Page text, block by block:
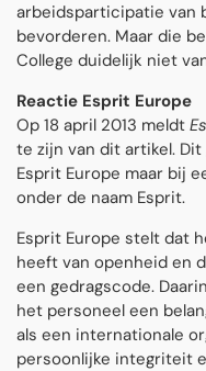
arbeidsparticipatie van
bevorderen. Maar die
College duidelijk niet
Reactie Esprit Europe
Op 18 april 2013 meldt
te zijn van dit artikel.
Esprit Europe maar bij
onder de naam Esprit.
Esprit Europe stelt dat
heeft van openheid en
een gedragscode.
het personeel een
als een internationale
persoonlijke integriteit